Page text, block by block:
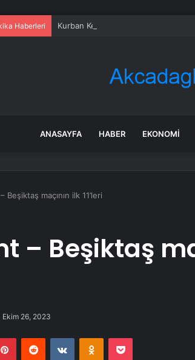
Haberleri Kurban Kesiminde Yaralanmalar
ANASAYFA HABER EKONOMI
Beşiktaş maçının ilk 11’leri
– Beşiktaş
Ekim 26, 2023
PinterestReddit VKontakteOdnoklassniki
Pocket